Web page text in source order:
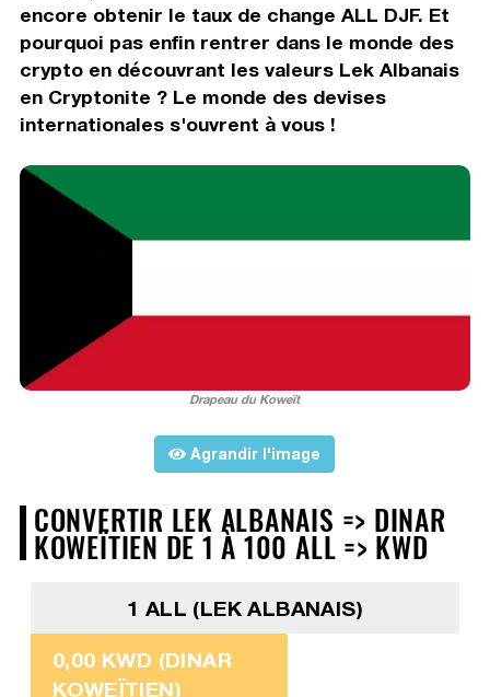
encore obtenir le taux de change ALL DJF. Et
pourquoi pas enfin rentrer dans le monde des
crypto en découvrant les valeurs Lek Albanais
en Cryptonite ? Le monde des devises
internationales s'ouvrent à vous !
Drapeau du Koweït
Agrandir l'image
CONVERTIR LEK ALBANAIS => DINAR
KOWEÏTIEN DE 1 À 100 ALL => KWD
1 ALL (LEK ALBANAIS)
0,00 KWD (DINAR
KOWEÏTIEN)